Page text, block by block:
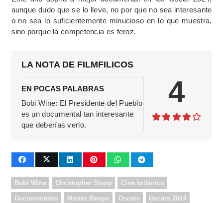
aunque dudo que se lo lleve, no por que no sea interesante
o no sea lo suficientemente minucioso en lo que muestra,
sino porque la competencia es feroz.
LA NOTA DE FILMFILICOS
EN POCAS PALABRAS
Bobi Wine: El Presidente del Pueblo
es un documental tan interesante
que deberías verlo.
4
Bobi Wine Christopher Sharp Cine británico
Documentales Moses Bwayo Oscars Oscars 2024